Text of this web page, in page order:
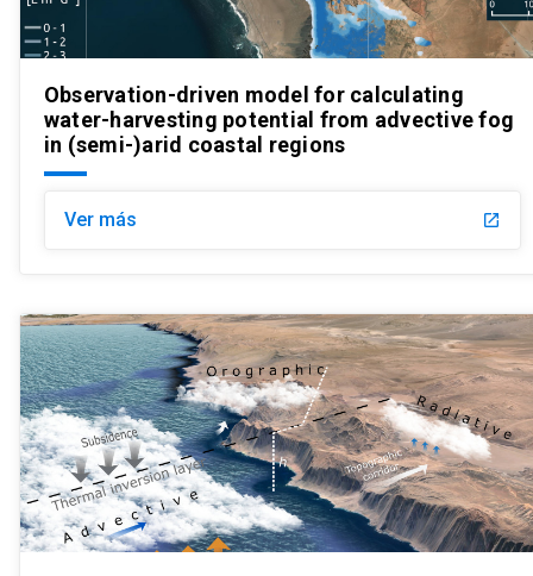
Observation-driven model for calculating
water-harvesting potential from advective fog
in (semi-)arid coastal regions
Ver más launch